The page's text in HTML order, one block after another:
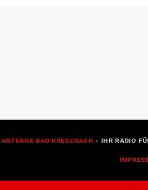
ANTENNE BAD KREUZNACH - IHR RADIO